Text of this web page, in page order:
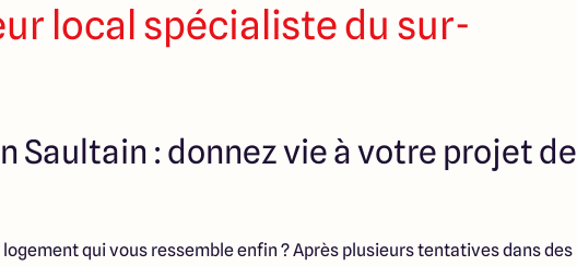
local spécialiste du sur-
Saultain : donnez vie à votre projet de
logement qui vous ressemble enfin ? Après plusieurs tentatives dans des